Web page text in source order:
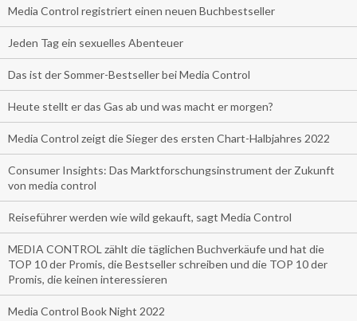
Media Control registriert einen neuen Buchbestseller
Jeden Tag ein sexuelles Abenteuer
Das ist der Sommer-Bestseller bei Media Control
Heute stellt er das Gas ab und was macht er morgen?
Media Control zeigt die Sieger des ersten Chart-Halbjahres 2022
Consumer Insights: Das Marktforschungsinstrument der Zukunft
von media control
Reiseführer werden wie wild gekauft, sagt Media Control
MEDIA CONTROL zählt die täglichen Buchverkäufe und hat die
TOP 10 der Promis, die Bestseller schreiben und die TOP 10 der
Promis, die keinen interessieren
Media Control Book Night 2022